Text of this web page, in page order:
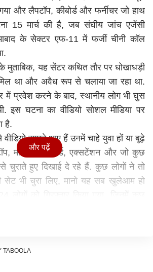
और लैपटॉप, कीबोर्ड और फर्नीचर जो हाथ
15 मार्च की है, जब संघीय जांच एजेंसी
के सेक्टर एफ-11 में फर्जी चीनी कॉल
के मुताबिक, यह सेंटर कथित तौर पर धोखाधड़ी
था और अवैध रूप से चलाया जा रहा था.
में प्रवेश करने के बाद, स्थानीय लोग भी घुस
घटना का वीडियो सोशल मीडिया पर
है.
वीडियो सामने आए हैं उनमें चाहे युवा हों या बूढ़े
मॉनिटर, कीबोर्ड, एक्सटेंशन और जो कुछ
चुराते हुए दिखाई दे रहे हैं. कुछ लोगों ने तो
सेट भी चुरा लिए, मानो यह सब खुलेआम हो
ने इस्लामाबाद में चीनियों के एक कॉल सेंटर
और पढ़ें
TABOOLA